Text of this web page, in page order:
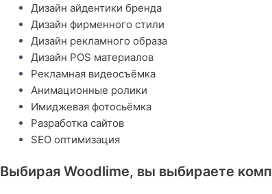
Дизайн айдентики бренда
Дизайн фирменного стили
Дизайн рекламного образа
Дизайн POS материалов
Рекламная видеосъёмка
Анимационные ролики
Имиджевая фотосьёмка
Разработка сайтов
SEO оптимизация
Выбирая Woodlime, вы выбираете